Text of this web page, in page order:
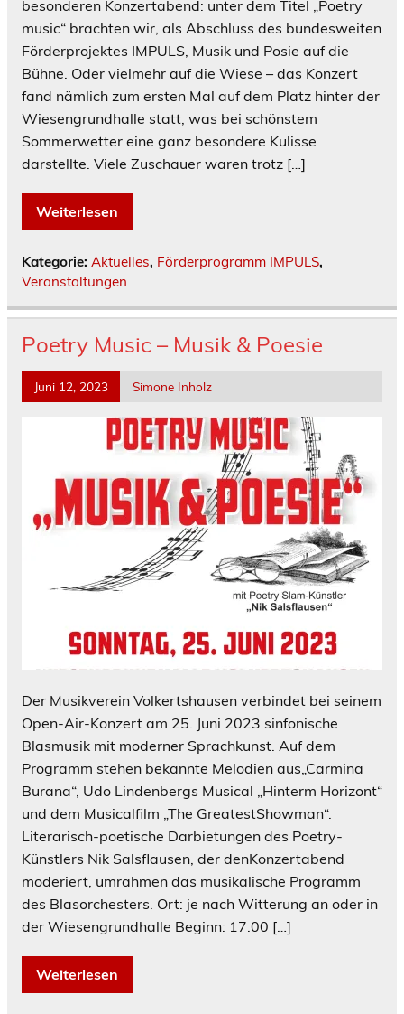
besonderen Konzertabend: unter dem Titel „Poetry
music“ brachten wir, als Abschluss des bundesweiten
Förderprojektes IMPULS, Musik und Posie auf die
Bühne. Oder vielmehr auf die Wiese – das Konzert
fand nämlich zum ersten Mal auf dem Platz hinter der
Wiesengrundhalle statt, was bei schönstem
Sommerwetter eine ganz besondere Kulisse
darstellte. Viele Zuschauer waren trotz […]
Weiterlesen
Kategorie: Aktuelles, Förderprogramm IMPULS,
Veranstaltungen
Poetry Music – Musik & Poesie
Juni 12, 2023 Simone Inholz
Der Musikverein Volkertshausen verbindet bei seinem
Open-Air-Konzert am 25. Juni 2023 sinfonische
Blasmusik mit moderner Sprachkunst. Auf dem
Programm stehen bekannte Melodien aus„Carmina
Burana“, Udo Lindenbergs Musical „Hinterm Horizont“
und dem Musicalfilm „The GreatestShowman“.
Literarisch-poetische Darbietungen des Poetry-
Künstlers Nik Salsflausen, der denKonzertabend
moderiert, umrahmen das musikalische Programm
des Blasorchesters. Ort: je nach Witterung an oder in
der Wiesengrundhalle Beginn: 17.00 […]
Weiterlesen